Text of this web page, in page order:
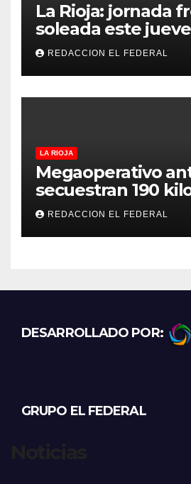
La Rioja: jornada
soleada este
temperaturas
el viernes
REDACCION EL FEDERAL
LA RIOJA
Megaoperativo
secuestran 190
marihuana que
destino La Rioja y
REDACCION EL FEDERAL
DESARROLLADO POR:
GRUPO EL FEDERAL